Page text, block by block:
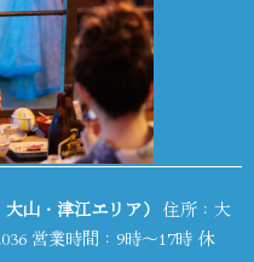
山・津江エリア） 住所：大
営業時間：9時～17時 休